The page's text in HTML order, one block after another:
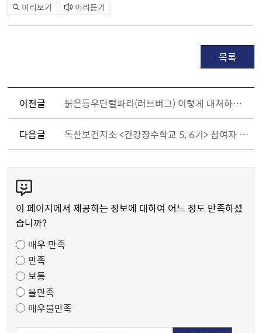
미리보기 미리듣기
목록
이전글 붉은등우단털파리(러브버그) 이렇게 대처하세요!
다음글 독산보건지소 <건강장수학교 5, 6기> 참여자 모집 안내
텐
츠
만
도
조
사
이 페이지에서 제공하는 정보에 대하여 어느 정도 만족하셨
습니까?
매우 만족
만족
보통
불만족
매우불만족